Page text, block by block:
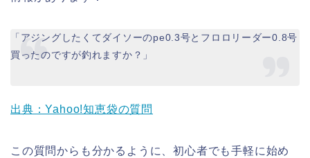
「アジングしたくてダイソーのpe0.3号とフロロリーダー0.8号
買ったのですが釣れますか？」
出典：Yahoo!知恵袋の質問
この質問からも分かるように、初心者でも手軽に始め